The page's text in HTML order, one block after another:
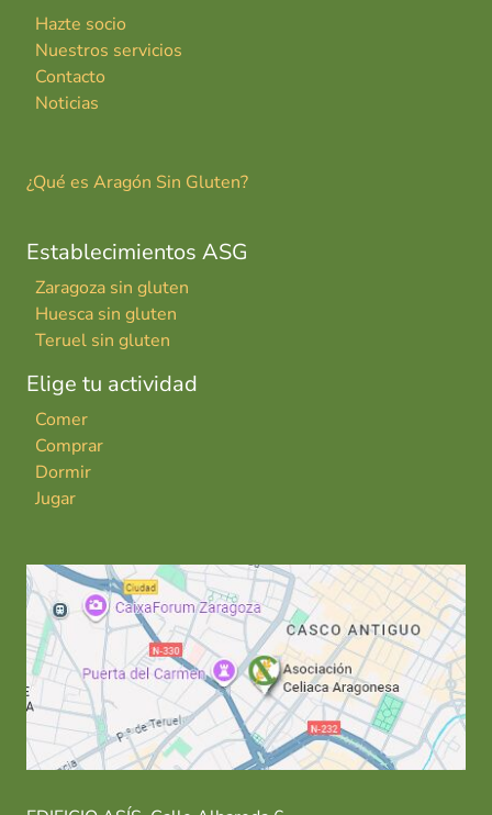
Hazte socio
Nuestros servicios
Contacto
Noticias
¿Qué es Aragón Sin Gluten?
Establecimientos ASG
Zaragoza sin gluten
Huesca sin gluten
Teruel sin gluten
Elige tu actividad
Comer
Comprar
Dormir
Jugar